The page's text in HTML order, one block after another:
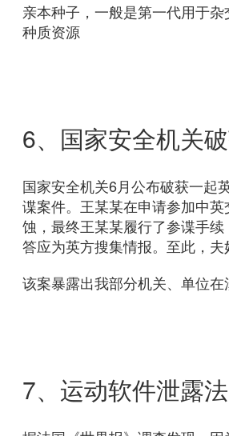
亲本种子，一般是第一代用于
种质资源
6、国家安全机关
国家安全机关6月公布破获一起
谍案件。王某某在申请参加中
蚀，最终王某某履行了参谍手
答应为英方搜集情报。至此，
该案暴露出我部分机关、单位
7、运动软件泄露